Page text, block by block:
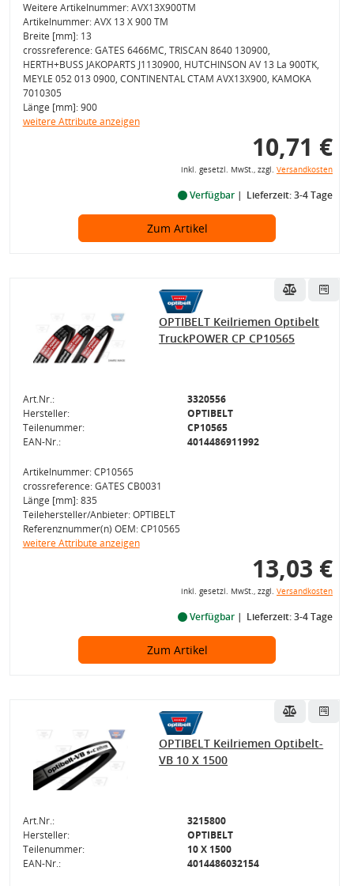
Weitere Artikelnummer: AVX13X900TM
Artikelnummer: AVX 13 X 900 TM
Breite [mm]: 13
crossreference: GATES 6466MC, TRISCAN 8640 130900,
HERTH+BUSS JAKOPARTS J1130900, HUTCHINSON AV 13 La 900TK,
MEYLE 052 013 0900, CONTINENTAL CTAM AVX13X900, KAMOKA
7010305
Länge [mm]: 900
weitere Attribute anzeigen
10,71 €
inkl. gesetzl. MwSt., zzgl. Versandkosten
Verfügbar Lieferzeit: 3-4 Tage
Zum Artikel
OPTIBELT Keilriemen Optibelt
TruckPOWER CP CP10565
Art.Nr.:
3320556
Hersteller:
OPTIBELT
Teilenummer:
CP10565
EAN-Nr.:
4014486911992
Artikelnummer: CP10565
crossreference: GATES CB0031
Länge [mm]: 835
Teilehersteller/Anbieter: OPTIBELT
Referenznummer(n) OEM: CP10565
weitere Attribute anzeigen
13,03 €
inkl. gesetzl. MwSt., zzgl. Versandkosten
Verfügbar Lieferzeit: 3-4 Tage
Zum Artikel
OPTIBELT Keilriemen Optibelt-
VB 10 X 1500
Art.Nr.:
3215800
Hersteller:
OPTIBELT
Teilenummer:
10 X 1500
EAN-Nr.:
4014486032154